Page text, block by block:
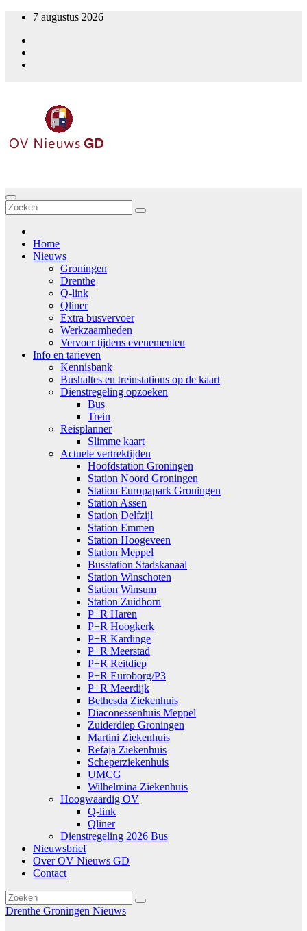
inhoud
7 augustus 2026
OV Nieuws GD
Home
Nieuws
Groningen
Drenthe
Q-link
Qliner
Extra busvervoer
Werkzaamheden
Vervoer tijdens evenementen
Info en tarieven
Kennisbank
Bushaltes en treinstations op de kaart
Dienstregeling opzoeken
Bus
Trein
Reisplanner
Slimme kaart
Actuele vertrektijden
Hoofdstation Groningen
Station Noord Groningen
Station Europapark Groningen
Station Assen
Station Delfzijl
Station Emmen
Station Hoogeveen
Station Meppel
Busstation Stadskanaal
Station Winschoten
Station Winsum
Station Zuidhorn
P+R Haren
P+R Hoogkerk
P+R Kardinge
P+R Meerstad
P+R Reitdiep
P+R Euroborg/P3
P+R Meerdijk
Bethesda Ziekenhuis
Diaconessenhuis Meppel
Zuiderdiep Groningen
Martini Ziekenhuis
Refaja Ziekenhuis
Scheperziekenhuis
UMCG
Wilhelmina Ziekenhuis
Hoogwaardig OV
Q-link
Qliner
Dienstregeling 2026 Bus
Nieuwsbrief
Over OV Nieuws GD
Contact
Drenthe Groningen Nieuws